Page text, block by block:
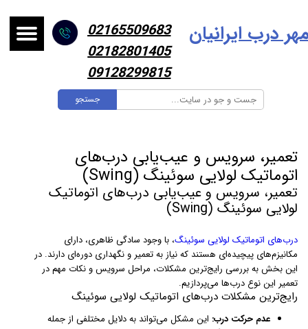
جستجو
درب ایرانیان
02165509683
02182801405
09128299815
تعمیر، سرویس و عیب‌یابی درب‌های
اتوماتیک لولایی سوئینگ (Swing)
تعمیر، سرویس و عیب‌یابی درب‌های اتوماتیک
لولایی سوئینگ (Swing)
درب‌های اتوماتیک لولایی سوئینگ، با وجود سادگی ظاهری، دارای
مکانیزم‌های پیچیده‌ای هستند که نیاز به تعمیر و نگهداری دوره‌ای دارند. در
این بخش به بررسی رایج‌ترین مشکلات، مراحل سرویس و نکات مهم در
تعمیر این نوع درب‌ها می‌پردازیم.
رایج‌ترین مشکلات درب‌های اتوماتیک لولایی سوئینگ
عدم حرکت درب: این مشکل می‌تواند به دلایل مختلفی از جمله